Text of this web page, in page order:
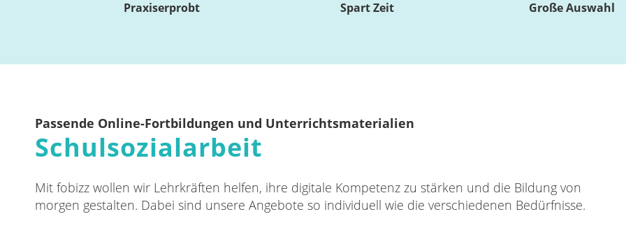
Praxiserprobt Spart Zeit Große Auswahl
Passende Online-Fortbildungen und Unterrichtsmaterialien
Schulsozialarbeit
Mit fobizz wollen wir Lehrkräften helfen, ihre digitale Kompetenz zu stärken und die Bildung von
morgen gestalten. Dabei sind unsere Angebote so individuell wie die verschiedenen Bedürfnisse.